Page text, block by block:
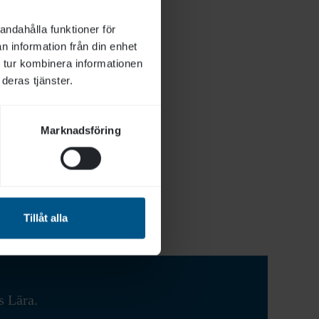
funktioner för
information från din enhet
kombinera informationen
tjänster.
Marknadsföring
Tillåt alla
umgås eller
sina mänskliga
sak man kan
har
den
Lära.